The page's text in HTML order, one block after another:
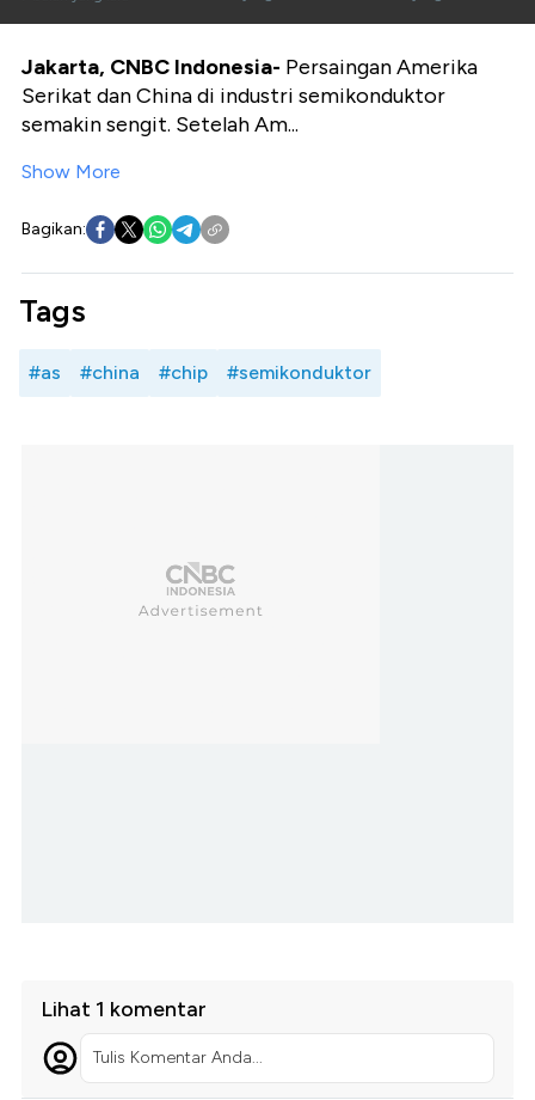
Jakarta, CNBC Indonesia- Persaingan Amerika
Serikat dan China di industri semikonduktor
semakin sengit. Setelah Am...
Show More
Bagikan:
Tags
#as #china #chip #semikonduktor
Lihat 1 komentar
Tulis Komentar Anda...